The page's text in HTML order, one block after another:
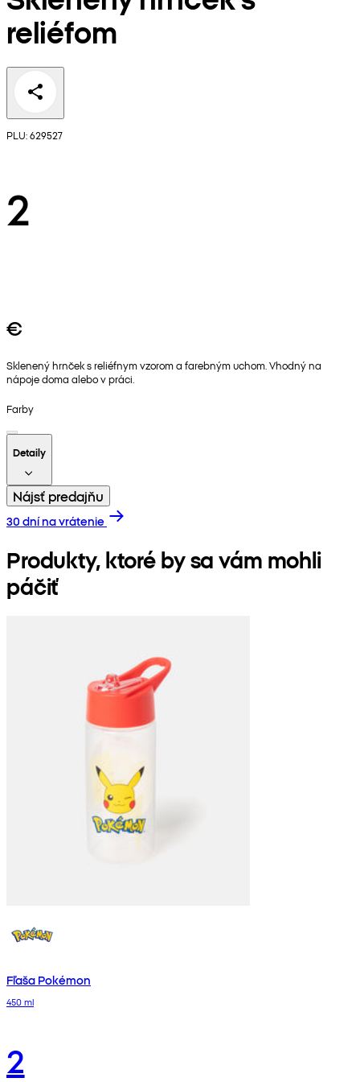
reliéfom
PLU: 629527
2
€
Sklenený hrnček s reliéfnym vzorom a farebným uchom. Vhodný na
nápoje doma alebo v práci.
Farby
Detaily
Nájsť predajňu
30 dní na vrátenie
Produkty, ktoré by sa vám mohli
páčiť
Fľaša Pokémon
450 ml
2